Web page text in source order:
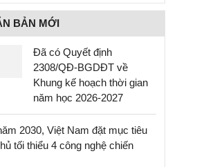
BẢN MỚI
Đã có Quyết định
2308/QĐ-BGDĐT về
Khung kế hoạch thời gian
năm học 2026-2027
2030, Việt Nam đặt mục tiêu
tối thiểu 4 công nghệ chiến